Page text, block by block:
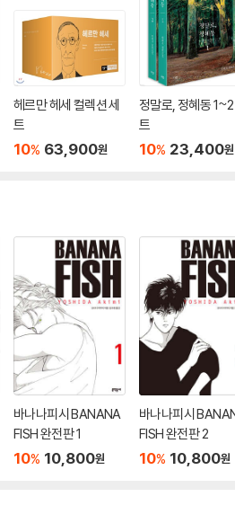
헤르만 헤세 컬렉션 세
트
10% 63,900원
정말로, 정혜동 1~2
트
10% 23,400원
바나나피시 BANANA
FISH 완전판 1
10% 10,800원
바나나피시
FISH 완전판 2
10% 10,800원